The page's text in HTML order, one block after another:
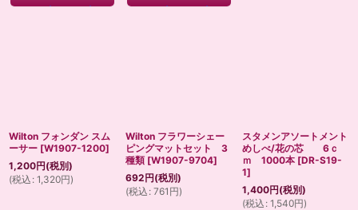
Wilton フォンダン スム
ーサー [W1907-1200]
1,200円(税別)
(税込 : 1,320円)
Wilton フラワーシェー
ピングマットセット 3
種類 [W1907-9704]
692円(税別)
(税込 : 761 円)
スタメンアソートメント
めしべ/花の芯 6ｃ
ｍ 1000本 [DR-S19-
1]
1,400円(税別)
(税込 : 1,540円)